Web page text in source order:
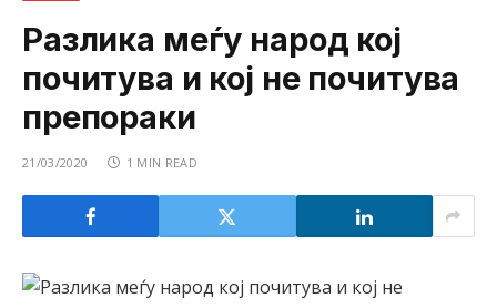
Разлика меѓу народ кој
почитува и кој не почитува
препораки
21/03/2020 1 MIN READ